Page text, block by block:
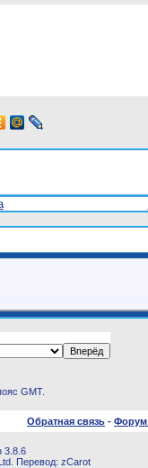
GMT.
Обратная связь - Форум
3.8.6
Перевод: zCarot